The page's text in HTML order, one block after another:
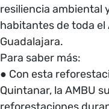
resiliencia ambiental
habitantes de toda
Guadalajara.
Para saber más:
● Con esta
Quintanar, la AMBU